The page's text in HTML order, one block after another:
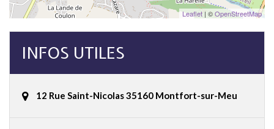
Leaflet | ©OpenStreetMap
INFOS UTILES
12 Rue Saint-Nicolas 35160 Montfort-sur-Meu